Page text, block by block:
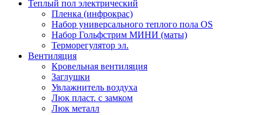
Теплый пол электрический
Пленка (инфрокрас)
Набор универсального теплого пола OS
Набор Гольфстрим МИНИ (маты)
Терморегулятор эл.
Вентиляция
Кровельная вентиляция
Заглушки
Увлажнитель воздуха
Люк пласт. с замком
Люк металл